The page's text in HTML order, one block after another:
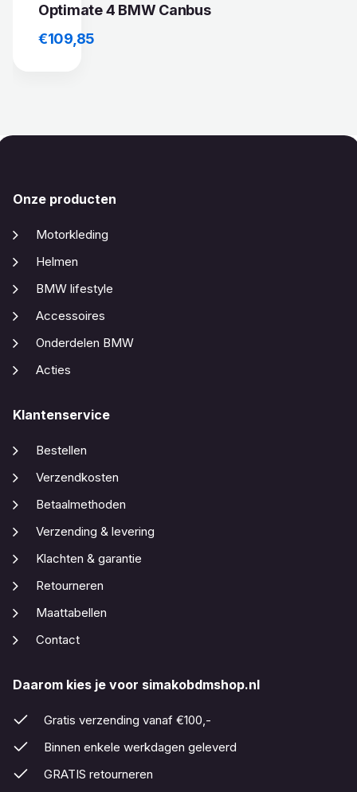
Optimate 4 BMW Canbus
€109,85
Onze producten
Motorkleding
Helmen
BMW lifestyle
Accessoires
Onderdelen BMW
Acties
Klantenservice
Bestellen
Verzendkosten
Betaalmethoden
Verzending & levering
Klachten & garantie
Retourneren
Maattabellen
Contact
Daarom kies je voor simakobdmshop.nl
Gratis verzending vanaf €100,-
Binnen enkele werkdagen geleverd
GRATIS retourneren